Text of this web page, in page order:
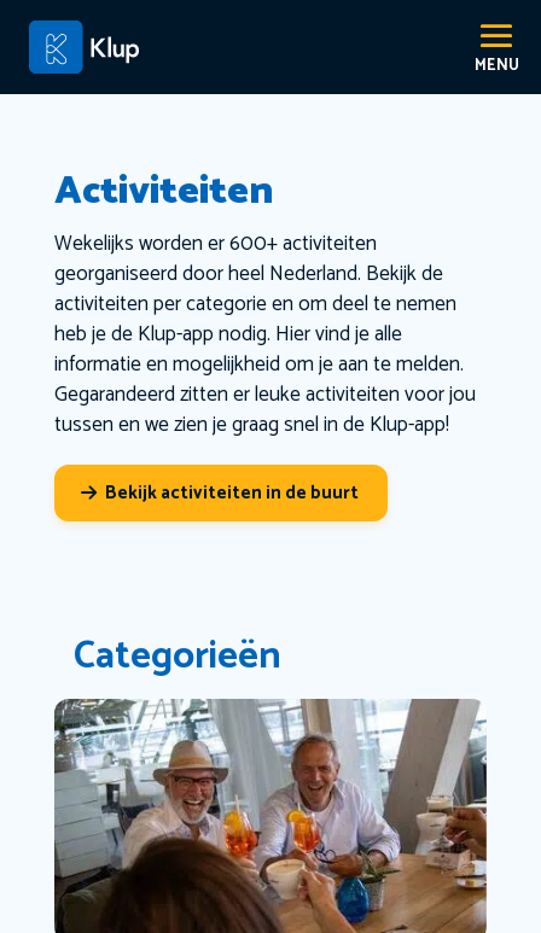
Activiteiten
Wekelijks worden er 600+ activiteiten
georganiseerd door heel Nederland. Bekijk de
activiteiten per categorie en om deel te nemen
heb je de Klup-app nodig. Hier vind je alle
informatie en mogelijkheid om je aan te melden.
Gegarandeerd zitten er leuke activiteiten voor jou
tussen en we zien je graag snel in de Klup-app!
Bekijk activiteiten in de buurt
Categorieën